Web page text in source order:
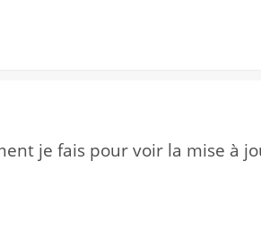
je fais pour voir la mise à